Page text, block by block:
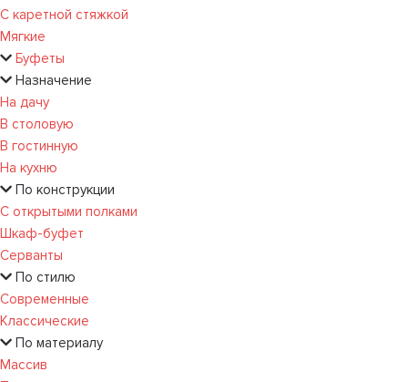
С каретной стяжкой
Мягкие
Буфеты
Назначение
На дачу
В столовую
В гостинную
На кухню
По конструкции
С открытыми полками
Шкаф-буфет
Серванты
По стилю
Современные
Классические
По материалу
Массив